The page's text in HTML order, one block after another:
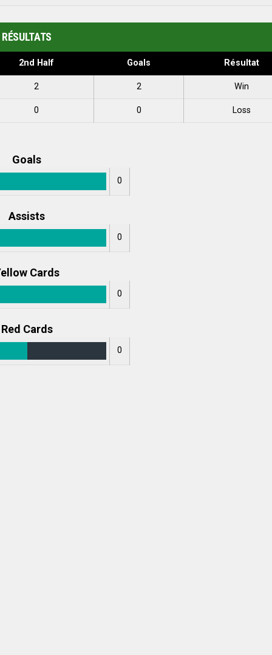
RÉSULTATS
2nd Half Goals Résultat
2 2 Win
0 0 Loss
Goals
0
Assists
0
Cards
0
Red Cards
0